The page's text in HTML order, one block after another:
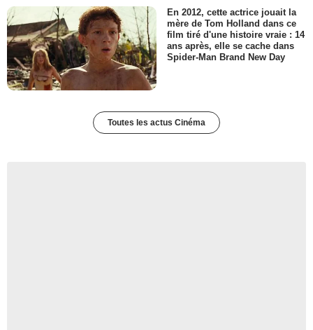
En 2012, cette actrice jouait la
mère de Tom Holland dans ce
film tiré d'une histoire vraie : 14
ans après, elle se cache dans
Spider-Man Brand New Day
Toutes les actus Cinéma